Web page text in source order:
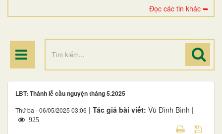
Đọc các tin khác ➥
ĐIỂM HÀNH HƯƠNG
LBT: Thánh lễ cầu nguyện tháng 5.2025
Thứ ba - 06/05/2025 03:06 | Tác giả bài viết: Vũ Đình Bình |
925